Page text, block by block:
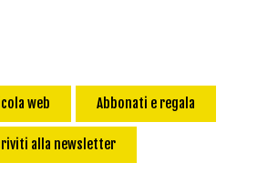
web Abbonati e regala
alla newsletter